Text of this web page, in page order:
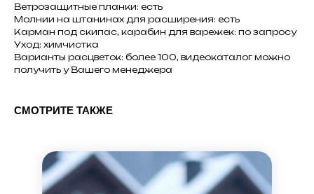
Ветрозащитные планки: есть
Молнии на штанинах для расширения: есть
Карман под скипас, карабин для варежек: по запросу
Уход: химчистка
Варианты расцветок: более 100, видеокаталог можно
получить у Вашего менеджера
СМОТРИТЕ ТАКЖЕ